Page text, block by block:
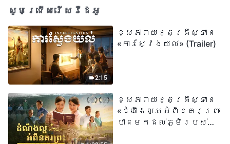
សូមជ្រើសរើសវីដេអូ
2:15
ខ្សែភាពយន្តគ្រីស្ទាន
«ការស្វែងយល់» (Trailer)
ខ្សែភាពយន្តគ្រីស្ទាន
«ដំណឹងល្អអំពីនគរព្រះ
បានមកដល់​ភូមិរបស់